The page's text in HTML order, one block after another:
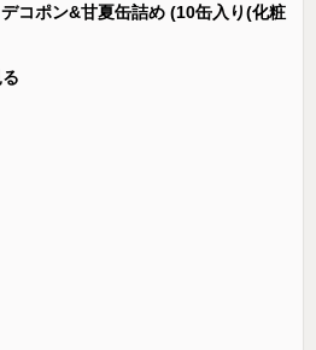
コポン&甘夏缶詰め (10缶入り(化粧
る